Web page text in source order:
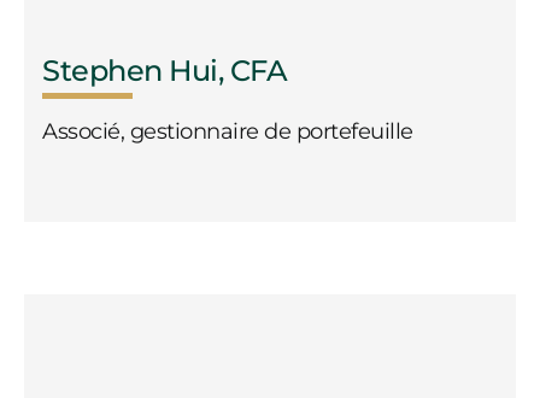
Stephen Hui, CFA
Associé, gestionnaire de portefeuille